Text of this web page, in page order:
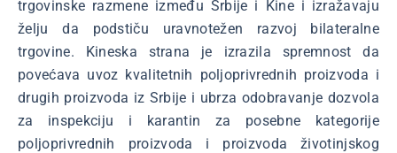
trgovinske razmene između Srbije i Kine i izražavaju
želju da podstiču uravnotežen razvoj bilateralne
trgovine. Kineska strana je izrazila spremnost da
povećava uvoz kvalitetnih poljoprivrednih proizvoda i
drugih proizvoda iz Srbije i ubrza odobravanje dozvola
za inspekciju i karantin za posebne kategorije
poljoprivrednih proizvoda i proizvoda životinjskog